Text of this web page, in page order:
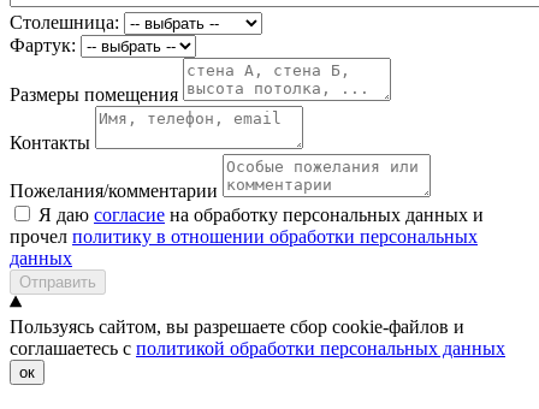
Столешница:
Фартук:
Размеры помещения
Контакты
Пожелания/комментарии
Я даю согласие на обработку персональных данных и
прочел политику в отношении обработки персональных
данных
Отправить
Пользуясь сайтом, вы разрешаете сбор cookie-файлов и
соглашаетесь с политикой обработки персональных данных
ок